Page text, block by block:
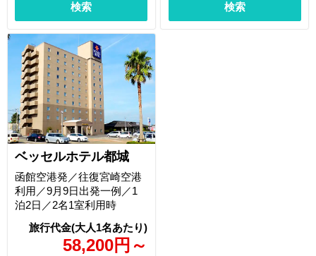
検索 検索
ベッセルホテル都城
58,200円 ～
函館空港発／往復宮崎空港
利用／9月9日出発一例／1
泊2日／2名1室利用時